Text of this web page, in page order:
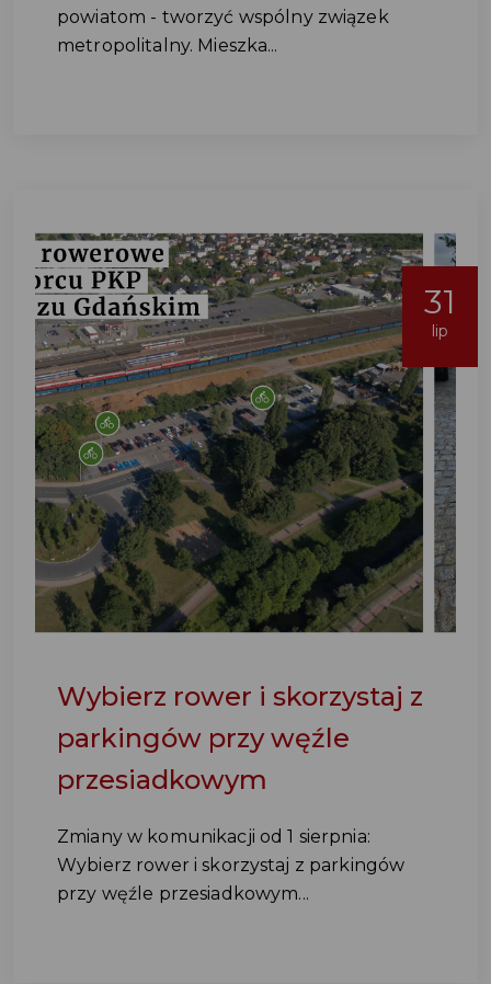
powiatom - tworzyć wspólny związek
metropolitalny. Mieszka...
31
lip
Wybierz rower i skorzystaj z
parkingów przy węźle
przesiadkowym
Zmiany w komunikacji od 1 sierpnia:
Wybierz rower i skorzystaj z parkingów
przy węźle przesiadkowym...